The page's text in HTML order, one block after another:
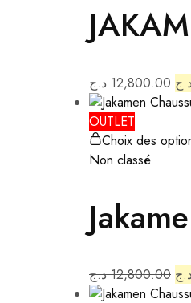
12,800.00 د.ج د.ج
OUTLET
Choix des
Non classé
12,800.00 د.ج د.ج